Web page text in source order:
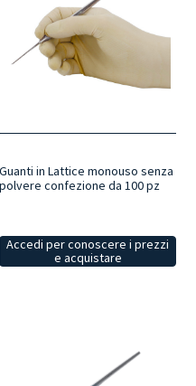
Guanti in Lattice monouso senza
polvere confezione da 100 pz
Accedi per conoscere i prezzi
e acquistare